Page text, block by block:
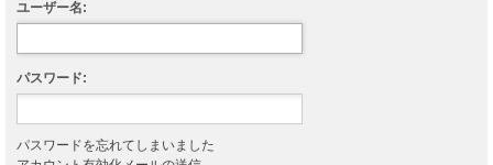
ユーザー名:
パスワード:
パスワードを忘れてしまいました